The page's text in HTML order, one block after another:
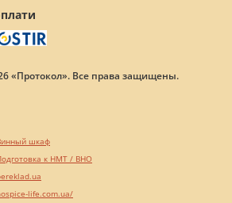
«Протокол». Все права защищены.
шкаф
к НМТ / ВНО
life.com.ua/